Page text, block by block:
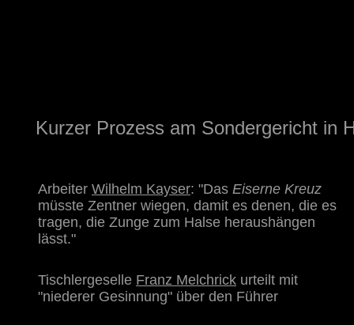
Kurzer Prozess am Sondergericht in
Arbeiter Wilhelm Kayser: "Das Eiserne Kreuz
müsste Zentner wiegen, damit es denen, die es
tragen, die Zunge zum Halse heraushängen
lässt."
Tischlergeselle Franz Melchrick urteilt mit
"niederer Gesinnung" über den Führer